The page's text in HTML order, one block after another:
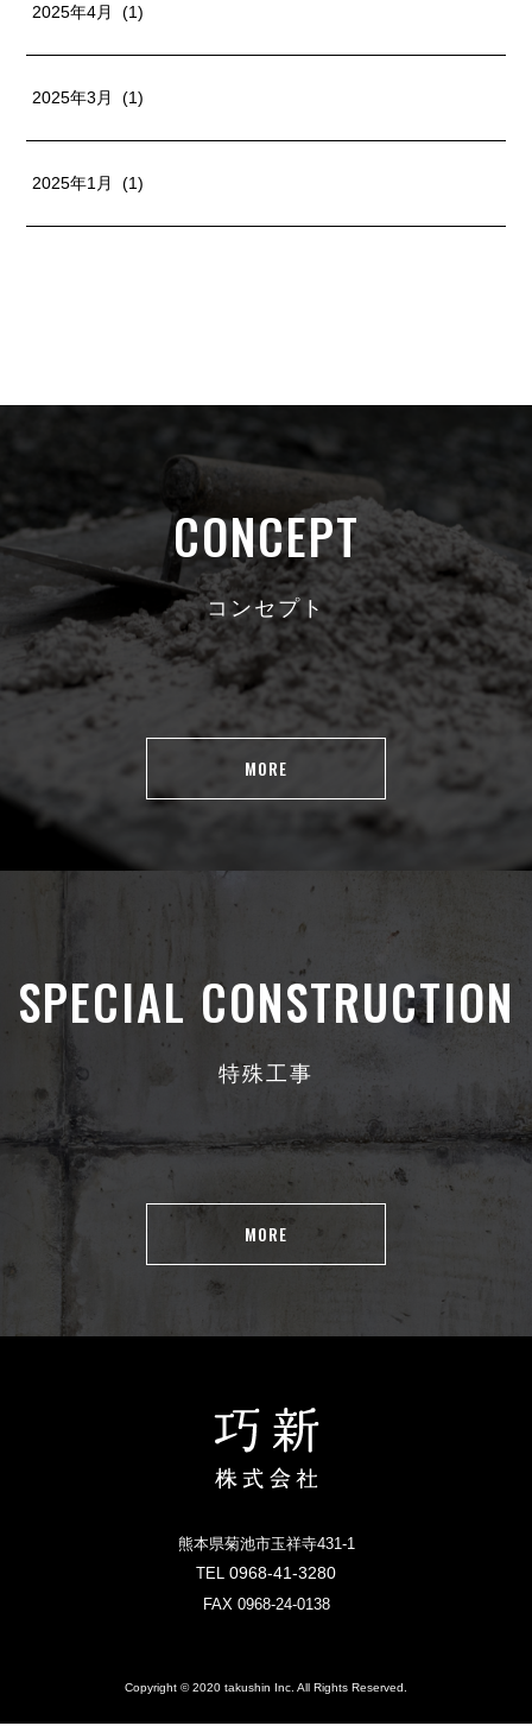
2025年4月 (1)
2025年3月 (1)
2025年1月 (1)
CONCEPT
コンセプト
MORE
SPECIAL CONSTRUCTION
特殊工事
MORE
熊本県菊池市玉祥寺431-1
TEL 0968-41-3280
FAX 0968-24-0138
Copyright © 2020 takushin Inc. All Rights Reserved.